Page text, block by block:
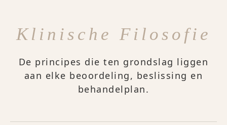
Klinische Filosofie
De principes die ten grondslag liggen
aan elke beoordeling, beslissing en
behandelplan.